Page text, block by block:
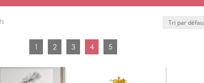
1 2 3 4 5